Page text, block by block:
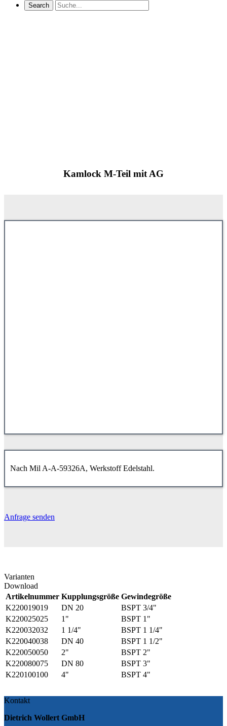
Kamlock M-Teil mit AG
Nach Mil A-A-59326A, Werkstoff Edelstahl.
Anfrage senden
Varianten
Download
Artikelnummer Kupplungsgröße Gewindegröße
K220019019
DN 20
BSPT 3/4"
K220025025
1"
BSPT 1"
K220032032
1 1/4"
BSPT 1 1/4"
K220040038
DN 40
BSPT 1 1/2"
K220050050
2"
BSPT 2"
K220080075
DN 80
BSPT 3"
K220100100
4" BSPT 4"
Kontakt
Dietrich Wollert GmbH